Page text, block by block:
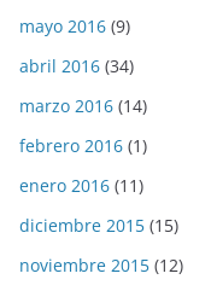
mayo 2016 (9)
abril 2016 (34)
marzo 2016 (14)
febrero 2016 (1)
enero 2016 (11)
diciembre 2015 (15)
noviembre 2015 (12)